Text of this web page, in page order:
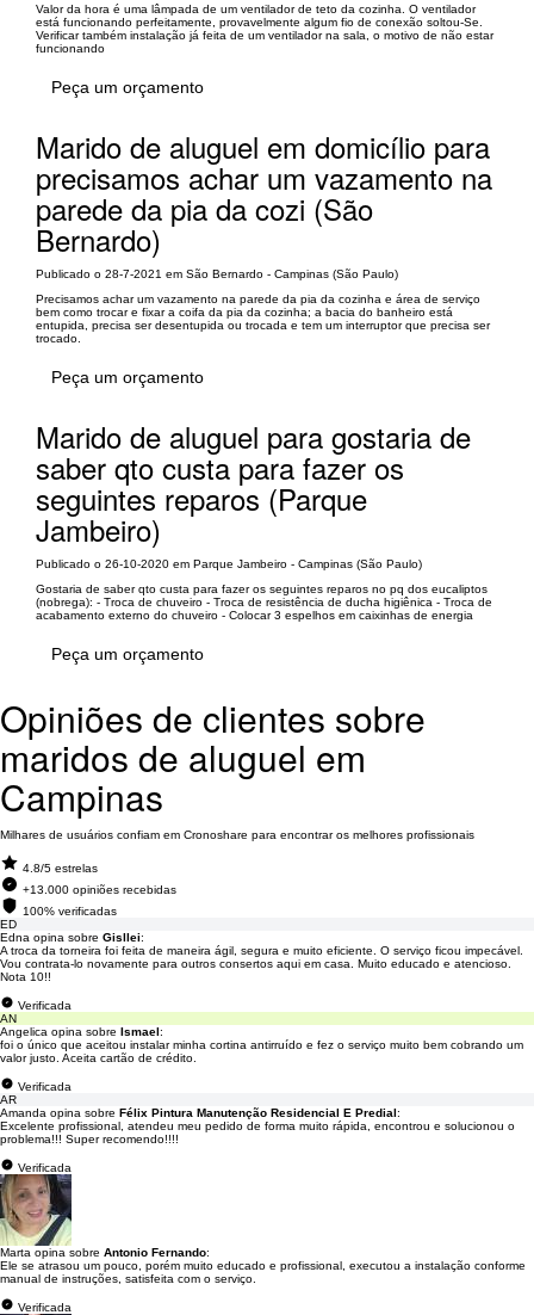
Valor da hora é uma lâmpada de um ventilador de teto da cozinha. O ventilador
está funcionando perfeitamente, provavelmente algum fio de conexão soltou-Se.
Verificar também instalação já feita de um ventilador na sala, o motivo de não estar
funcionando
Peça um orçamento
Marido de aluguel em domicílio para
precisamos achar um vazamento na
parede da pia da cozi (São
Bernardo)
Publicado o 28-7-2021 em São Bernardo - Campinas (São Paulo)
Precisamos achar um vazamento na parede da pia da cozinha e área de serviço
bem como trocar e fixar a coifa da pia da cozinha; a bacia do banheiro está
entupida, precisa ser desentupida ou trocada e tem um interruptor que precisa ser
trocado.
Peça um orçamento
Marido de aluguel para gostaria de
saber qto custa para fazer os
seguintes reparos (Parque
Jambeiro)
Publicado o 26-10-2020 em Parque Jambeiro - Campinas (São Paulo)
Gostaria de saber qto custa para fazer os seguintes reparos no pq dos eucaliptos
(nobrega): - Troca de chuveiro - Troca de resistência de ducha higiênica - Troca de
acabamento externo do chuveiro - Colocar 3 espelhos em caixinhas de energia
Peça um orçamento
Opiniões de clientes sobre
maridos de aluguel em
Campinas
Milhares de usuários confiam em Cronoshare para encontrar os melhores profissionais
4.8/5 estrelas
+13.000 opiniões recebidas
100% verificadas
ED
Edna opina sobre Gisllei:
A troca da torneira foi feita de maneira ágil, segura e muito eficiente. O serviço ficou impecável.
Vou contrata-lo novamente para outros consertos aqui em casa. Muito educado e atencioso.
Nota 10!!
Verificada
AN
Angelica opina sobre Ismael:
foi o único que aceitou instalar minha cortina antirruído e fez o serviço muito bem cobrando um
valor justo. Aceita cartão de crédito.
Verificada
AR
Amanda opina sobre Félix Pintura Manutenção Residencial E Predial:
Excelente profissional, atendeu meu pedido de forma muito rápida, encontrou e solucionou o
problema!!! Super recomendo!!!!
Verificada
Marta opina sobre Antonio Fernando:
Ele se atrasou um pouco, porém muito educado e profissional, executou a instalação conforme
manual de instruções, satisfeita com o serviço.
Verificada